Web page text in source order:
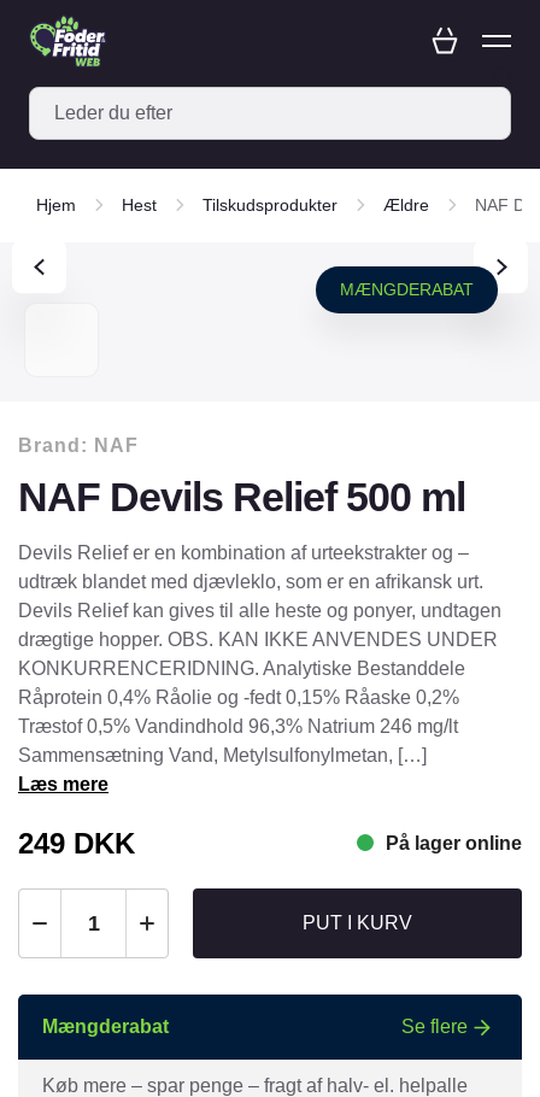
Hjem Hest Tilskudsprodukter Ældre NAF
MÆNGDERABAT
Brand: NAF
NAF Devils Relief 500 ml
Devils Relief er en kombination af urteekstrakter og –
udtræk blandet med djævleklo, som er en afrikansk urt.
Devils Relief kan gives til alle heste og ponyer, undtagen
drægtige hopper. OBS. KAN IKKE ANVENDES UNDER
KONKURRENCERIDNING. Analytiske Bestanddele
Råprotein 0,4% Råolie og -fedt 0,15% Råaske 0,2%
Træstof 0,5% Vandindhold 96,3% Natrium 246 mg/lt
Sammensætning Vand, Metylsulfonylmetan, […]
Læs mere
249 DKK På lager online
PUT I KURV
Mængderabat Se flere
Køb mere – spar penge – fragt af halv- el. helpalle